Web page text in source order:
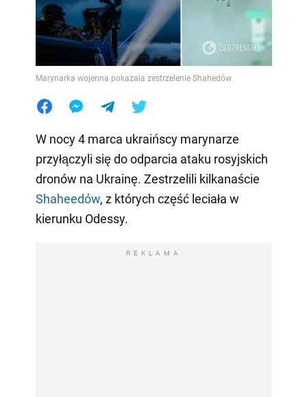
Marynarka wojenna pokazała zestrzelenie Shahedów
W nocy 4 marca ukraińscy marynarze
przyłączyli się do odparcia ataku rosyjskich
dronów na Ukrainę. Zestrzelili kilkanaście
Shaheedów, z których część leciała w
kierunku Odessy.
REKLAMA